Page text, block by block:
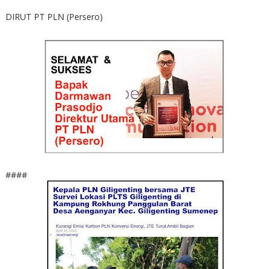
DIRUT PT PLN (Persero)
####